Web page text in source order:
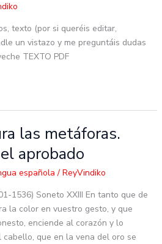
texto (por si queréis editar,
un vistazo y me preguntáis dudas
TEXTO PDF
las metáforas.
aprobado
española / ReyVindiko
1536) Soneto XXIII En tanto que de
la color en vuestro gesto, y que
enciende al corazón y lo
que en la vena del oro se